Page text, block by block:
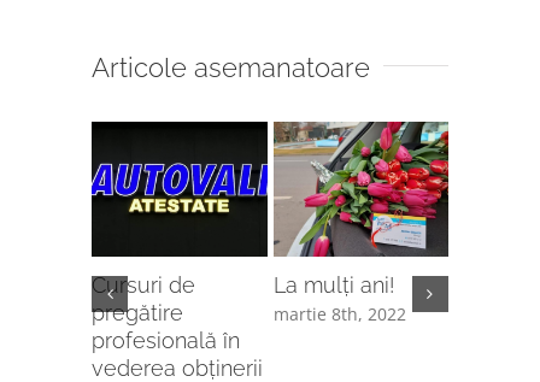
Articole asemanatoare
Cursuri de
pregătire
profesională în
vederea obținerii
La mulți ani!
martie 8th, 2022